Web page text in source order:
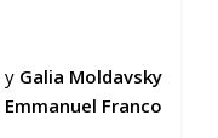
y Galia Moldavsky
Emmanuel Franco